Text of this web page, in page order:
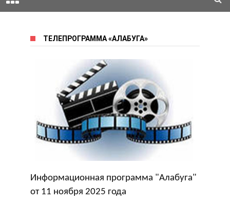
ТЕЛЕПРОГРАММА «АЛАБУГА»
Информационная программа "Алабуга"
от 11 ноября 2025 года